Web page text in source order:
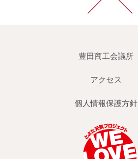
豊田商工会議所
アクセス
個人情報保護方針